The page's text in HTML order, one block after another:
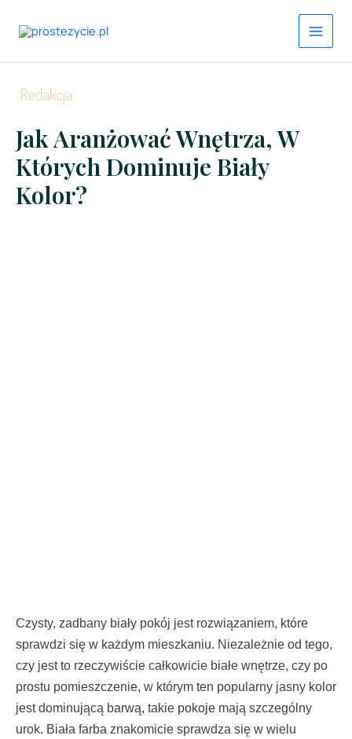
Redakcja
Jak Aranżować Wnętrza, W
Których Dominuje Biały
Kolor?
Czysty, zadbany biały pokój jest rozwiązaniem, które
sprawdzi się w każdym mieszkaniu. Niezależnie od tego,
czy jest to rzeczywiście całkowicie białe wnętrze, czy po
prostu pomieszczenie, w którym ten popularny jasny kolor
jest dominującą barwą, takie pokoje mają szczególny
urok. Biała farba znakomicie sprawdza się w wielu